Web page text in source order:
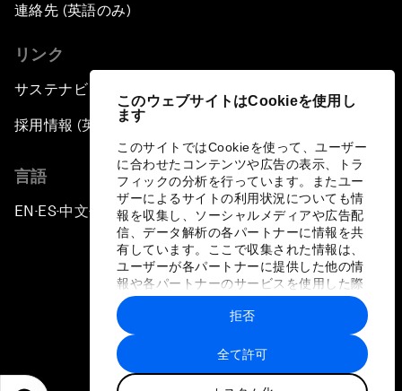
このウェブサイトはCookieを使用し
ます
このサイトではCookieを使って、ユーザー
に合わせたコンテンツや広告の表示、トラ
フィックの分析を行っています。またユー
ザーによるサイトの利用状況についても情
報を収集し、ソーシャルメディアや広告配
信、データ解析の各パートナーに情報を共
有しています。ここで収集された情報は、
ユーザーが各パートナーに提供した他の情
報や各パートナーのサービスを使用した際
に収集された情報と組み合わされ、各パー
トナーによって使用されることがありま
す。
全て許可
拒否
連絡先 (英語のみ)
リンク
サステナビリティへの取り組み
採用情報 (英語のみ)
言語
EN ▪ES▪中文▪ 日本語
プライバシーポリシーと利用規約
サイトマップ